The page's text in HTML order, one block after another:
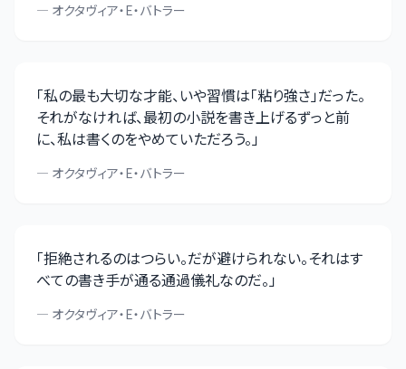
— オクタヴィア・E・バトラー
「私の最も大切な才能、いや習慣は「粘り強さ」だった。
それがなければ、最初の小説を書き上げるずっと前
に、私は書くのをやめていただろう。」
— オクタヴィア・E・バトラー
「拒絶されるのはつらい。だが避けられない。それはす
べての書き手が通る通過儀礼なのだ。」
— オクタヴィア・E・バトラー